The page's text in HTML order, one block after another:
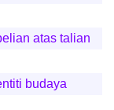
atas talian
budaya